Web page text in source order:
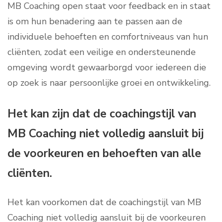
MB Coaching open staat voor feedback en in staat
is om hun benadering aan te passen aan de
individuele behoeften en comfortniveaus van hun
cliënten, zodat een veilige en ondersteunende
omgeving wordt gewaarborgd voor iedereen die
op zoek is naar persoonlijke groei en ontwikkeling.
Het kan zijn dat de coachingstijl van
MB Coaching niet volledig aansluit bij
de voorkeuren en behoeften van alle
cliënten.
Het kan voorkomen dat de coachingstijl van MB
Coaching niet volledig aansluit bij de voorkeuren